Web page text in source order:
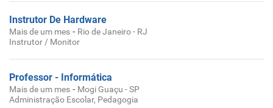
Instrutor De Hardware
Mais de um mes - Rio de Janeiro - RJ
Instrutor / Monitor
Professor - Informática
Mais de um mes - Mogi Guaçu - SP
Administração Escolar, Pedagogia